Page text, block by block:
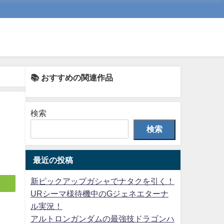
📚 おすすめの関連作品
検索
検索
最近の投稿
新ピックアップガシャでナタクを引く！
URシーマ様待機中のGジェネエターナ
ル実況！
アルトロンガンダムの最強技ドラゴンハ